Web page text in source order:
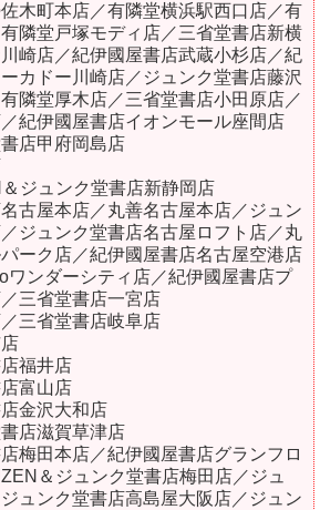
木町本店／有隣堂横浜駅西口店／有
隣堂戸塚モディ店／三省堂書店新横
崎店／紀伊國屋書店武蔵小杉店／紀
カドー川崎店／ジュンク堂書店藤沢
隣堂厚木店／三省堂書店小田原店／
紀伊國屋書店イオンモール座間店
店甲府岡島店
ジュンク堂書店新静岡店
名古屋本店／丸善名古屋本店／ジュン
ジュンク堂書店名古屋ロフト店／丸
ーク店／紀伊國屋書店名古屋空港店
ワンダーシティ店／紀伊國屋書店プ
三省堂書店一宮店
三省堂書店岐阜店
福井店
富山店
金沢大和店
店滋賀草津店
梅田本店／紀伊國屋書店グランフロ
＆ジュンク堂書店梅田店／ジュ
ュンク堂書店高島屋大阪店／ジュン